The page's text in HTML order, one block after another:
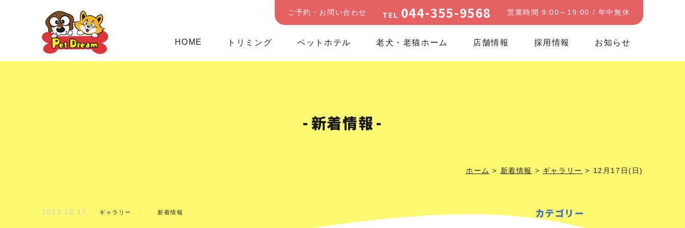
ご予約・お問い合わせ TEL 044-355-9568 営業時間 9:00～19:00 / 年中無休
HOME トリミング ペットホテル 老犬・老猫ホーム 店舗情報 採用情報 お知らせ
新着情報
ホーム > 新着情報 > ギャラリー > 12月17日(日)
2023.12.17 ギャラリー , 新着情報 カテゴリー